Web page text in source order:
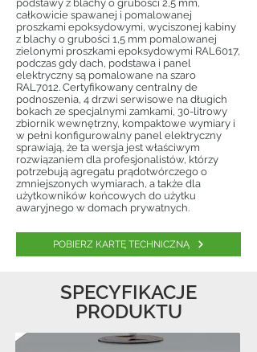
podstawy z blachy o grubości 2,5 mm,
całkowicie spawanej i pomalowanej
proszkami epoksydowymi, wyciszonej kabiny
z blachy o grubości 1,5 mm pomalowanej
zielonymi proszkami epoksydowymi RAL6017,
podczas gdy dach, podstawa i panel
elektryczny są pomalowane na szaro
RAL7012. Certyfikowany centralny de
podnoszenia, 4 drzwi serwisowe na długich
bokach ze specjalnymi zamkami, 30-litrowy
zbiornik wewnętrzny, kompaktowe wymiary i
w pełni konfigurowalny panel elektryczny
sprawiają, że ta wersja jest właściwym
rozwiązaniem dla profesjonalistów, którzy
potrzebują agregatu prądotwórczego o
zmniejszonych wymiarach, a także dla
użytkowników końcowych do użytku
awaryjnego w domach prywatnych.
POBIERZ KARTĘ TECHNICZNĄ
SPECYFIKACJE
PRODUKTU